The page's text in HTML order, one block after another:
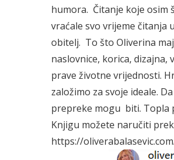
humora. Čitanje koje osim
vraćale svo vrijeme čitanja
obitelj. To što Oliverina
naslovnice, korica,
prave životne vrijednosti.
založimo za svoje ideale.
prepreke mogu biti. Topla
Knjigu možete naručiti
https://